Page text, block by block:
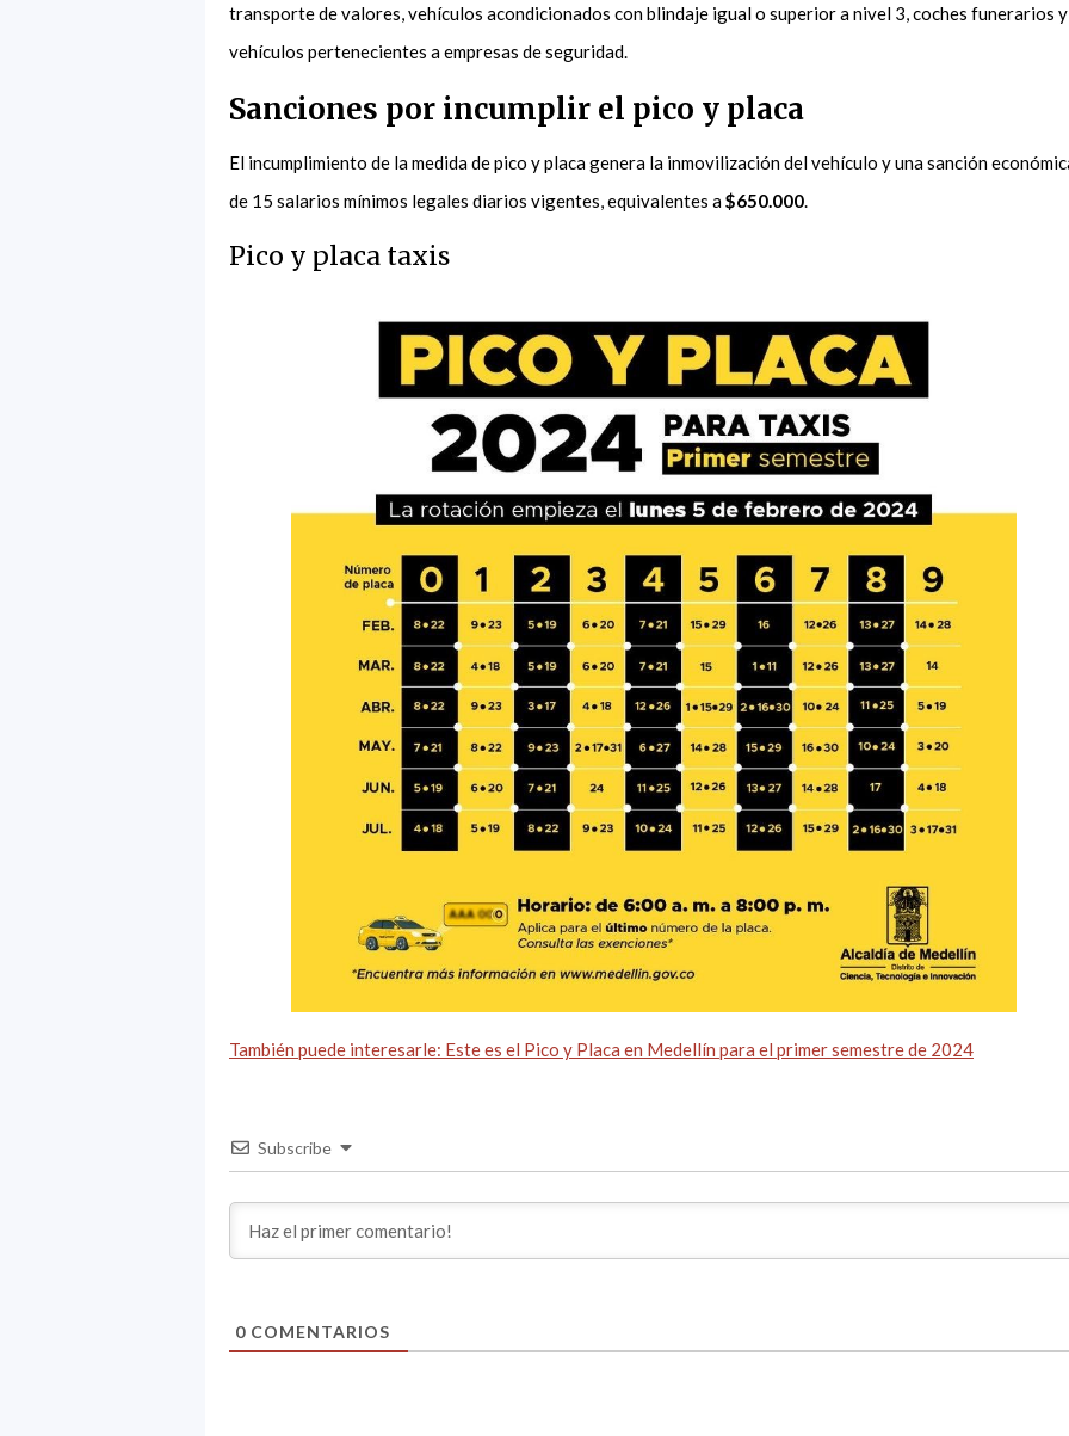
transporte de valores, vehículos acondicionados con blindaje igual o superior a nivel 3, coches funerarios y
vehículos pertenecientes a empresas de seguridad.
Sanciones por incumplir el pico y placa
El incumplimiento de la medida de pico y placa genera la inmovilización del vehículo y una sanción
de 15 salarios mínimos legales diarios vigentes, equivalentes a$650.000.
Pico y placa taxis
También puede interesarle: Este es el Pico y Placa en Medellín para el primer semestre de 2024
Subscribe
0 COMENTARIOS